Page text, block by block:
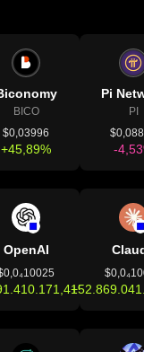
BICO
$0,03996
+45,89%
Pi
PI
-
OpenAI